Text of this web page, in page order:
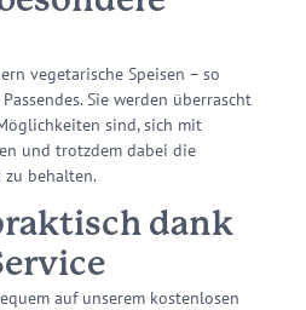
vegetarische Speisen – so
Sie werden überrascht
sind, sich mit
und trotzdem dabei die
zu behalten.
dank
auf unserem kostenlosen